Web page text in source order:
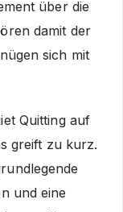
über die
damit der
sich mit
Quitting auf
greift zu kurz.
und eine